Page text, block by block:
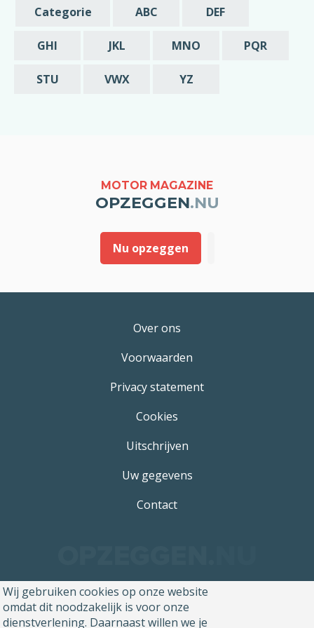
de opzegging zou ik in dat geval graag
melding willen van deze vroegst mogelijke
datum is waarop mijn abonnement beëindigd
wordt.
Met vriendelijke groet,
Categorie ABC DEF
GHI JKL MNO PQR
STU VWX YZ
MOTOR MAGAZINE
OPZEGGEN.NU
Nu opzeggen
Over ons
Voorwaarden
Privacy statement
Cookies
Uitschrijven
Uw gegevens
Contact
Wij gebruiken cookies op onze website
omdat dit noodzakelijk is voor onze
dienstverlening. Daarnaast willen we je